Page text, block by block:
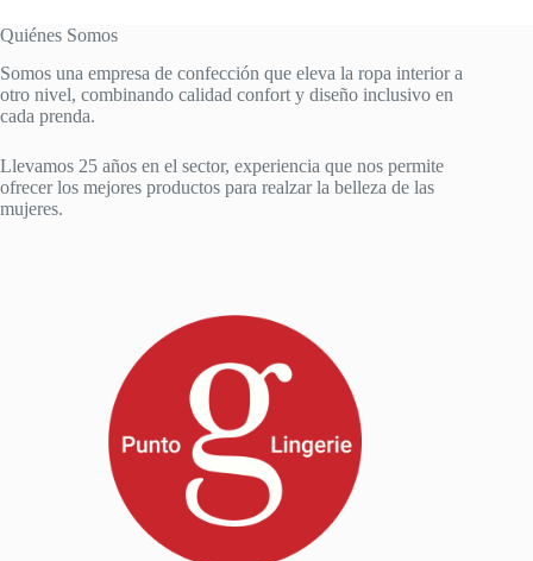
Quiénes Somos
Somos una empresa de confección que eleva la ropa interior a
otro nivel, combinando calidad confort y diseño inclusivo en
cada prenda.
Llevamos 25 años en el sector, experiencia que nos permite
ofrecer los mejores productos para realzar la belleza de las
mujeres.